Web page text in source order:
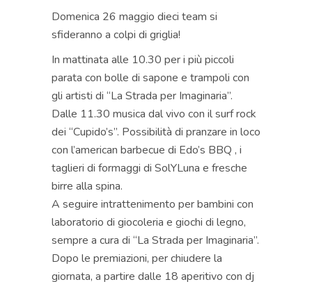
Domenica 26 maggio dieci team si
sfideranno a colpi di griglia!
In mattinata alle 10.30 per i più piccoli
parata con bolle di sapone e trampoli con
gli artisti di “La Strada per Imaginaria”.
Dalle 11.30 musica dal vivo con il surf rock
dei “Cupido’s”. Possibilità di pranzare in loco
con l’american barbecue di Edo’s BBQ , i
taglieri di formaggi di SolYLuna e fresche
birre alla spina.
A seguire intrattenimento per bambini con
laboratorio di giocoleria e giochi di legno,
sempre a cura di “La Strada per Imaginaria”.
Dopo le premiazioni, per chiudere la
giornata, a partire dalle 18 aperitivo con dj